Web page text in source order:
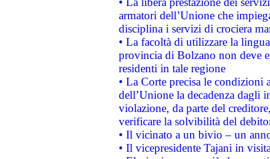
armatori dell’Unione che
disciplina i servizi di crociera
• La facoltà di utilizzare la
provincia di Bolzano non deve
residenti in tale regione
• La Corte precisa le
dell’Unione la decadenza dagli
violazione, da parte del
verificare la solvibilità del
• Il vicinato a un bivio – un
• Il vicepresidente Tajani in